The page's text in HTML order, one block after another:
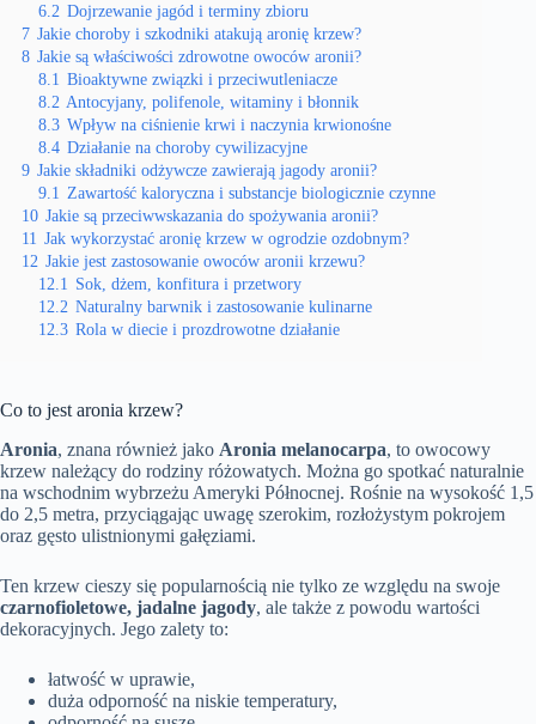
6.2 Dojrzewanie jagód i terminy zbioru
7 Jakie choroby i szkodniki atakują aronię krzew?
8 Jakie są właściwości zdrowotne owoców aronii?
8.1 Bioaktywne związki i przeciwutleniacze
8.2 Antocyjany, polifenole, witaminy i błonnik
8.3 Wpływ na ciśnienie krwi i naczynia krwionośne
8.4 Działanie na choroby cywilizacyjne
9 Jakie składniki odżywcze zawierają jagody aronii?
9.1 Zawartość kaloryczna i substancje biologicznie czynne
10 Jakie są przeciwwskazania do spożywania aronii?
11 Jak wykorzystać aronię krzew w ogrodzie ozdobnym?
12 Jakie jest zastosowanie owoców aronii krzewu?
12.1 Sok, dżem, konfitura i przetwory
12.2 Naturalny barwnik i zastosowanie kulinarne
12.3 Rola w diecie i prozdrowotne działanie
Co to jest aronia krzew?
Aronia, znana również jako Aronia melanocarpa, to owocowy
krzew należący do rodziny różowatych. Można go spotkać naturalnie
na wschodnim wybrzeżu Ameryki Północnej. Rośnie na wysokość 1,5
do 2,5 metra, przyciągając uwagę szerokim, rozłożystym pokrojem
oraz gęsto ulistnionymi gałęziami.
Ten krzew cieszy się popularnością nie tylko ze względu na swoje
czarnofioletowe, jadalne jagody, ale także z powodu wartości
dekoracyjnych. Jego zalety to:
łatwość w uprawie,
duża odporność na niskie temperatury,